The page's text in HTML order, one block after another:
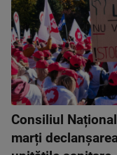
Consiliul
marți